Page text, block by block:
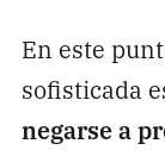
En este
sofisticada
negarse a